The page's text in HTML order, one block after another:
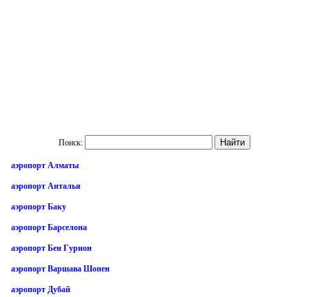
Поиск:
аэропорт Алматы
аэропорт Анталья
аэропорт Баку
аэропорт Барселона
аэропорт Бен Гурион
аэропорт Варшава Шопен
аэропорт Дубай